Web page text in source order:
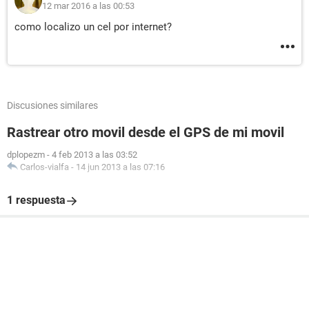
12 mar 2016 a las 00:53
como localizo un cel por internet?
Discusiones similares
Rastrear otro movil desde el GPS de mi movil
dplopezm - 4 feb 2013 a las 03:52
Carlos-vialfa - 14 jun 2013 a las 07:16
1 respuesta